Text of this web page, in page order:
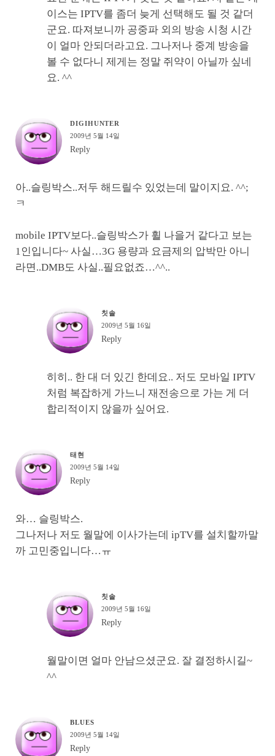
이스는 IPTV를 좀더 늦게 선택해도 될 것 같더
군요. 따져보니까 공중파 외의 방송 시청 시간
이 얼마 안되더라고요. 그나저나 중계 방송을
볼 수 없다니 제게는 정말 쥐약이 아닐까 싶네
요. ^^
DIGIHUNTER
2009년 5월 14일
Reply
아..슬링박스..저두 해드릴수 있었는데 말이지요. ^^;
ㅋ
mobile IPTV보다..슬링박스가 휠 나을거 같다고 보는
1인입니다~ 사실…3G 용량과 요금제의 압박만 아니
라면..DMB도 사실..필요없죠…^^..
칫솔
2009년 5월 16일
Reply
히히.. 한 대 더 있긴 한데요.. 저도 모바일 IPTV
처럼 복잡하게 가느니 재전송으로 가는 게 더
합리적이지 않을까 싶어요.
태현
2009년 5월 14일
Reply
와… 슬링박스.
그나저나 저도 월말에 이사가는데 ipTV를 설치할까말
까 고민중입니다…ㅠ
칫솔
2009년 5월 16일
Reply
월말이면 얼마 안남으셨군요. 잘 결정하시길~
^^
BLUES
2009년 5월 14일
Reply